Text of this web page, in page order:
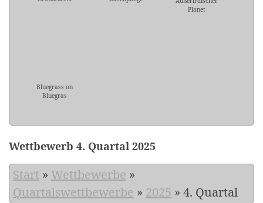
Planet
Bluegrass on
Bluegras
Wettbewerb 4. Quartal 2025
Start » Wettbewerbe »
Quartalswettbewerbe » 2025 » 4. Quartal